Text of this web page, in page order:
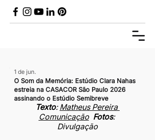
O Som da Memória: Estúdio Clara Nahas
estreia na CASACOR São Paulo 2026
assinando o Estúdio Semibreve
1 de jun.
Texto: Matheus Pereira
Comunicação Fotos:
Divulgação